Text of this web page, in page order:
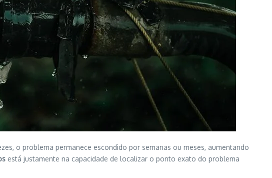
o problema permanece escondido por semanas ou meses, aumentando
está justamente na capacidade de localizar o ponto exato do problema